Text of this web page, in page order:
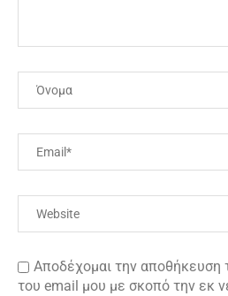
Αποδέχομαι την αποθήκευση
του email μου με σκοπό την εκ